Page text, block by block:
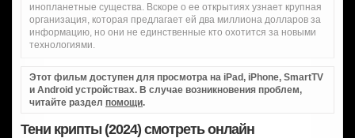
инопланетные существа. Вскоре о ее открытиях узнает крупная
организация, которая предлагает ей два миллиона долларов за
информацию, но они не единственные кто охотится за новыми
технологиями.
Этот фильм доступен для просмотра на iPad, iPhone, SmartTV
и Android устройствах. В случае возникновения проблем,
читайте раздел помощи.
Тени крипты (2024) смотреть онлайн